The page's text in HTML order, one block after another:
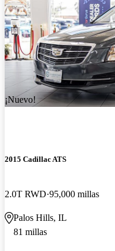
¡Nuevo!
2015 Cadillac ATS
2.0T RWD 95,000 millas
Palos Hills, IL
81 millas